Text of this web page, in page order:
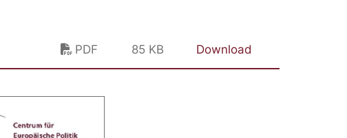
PDF 85 KB Download